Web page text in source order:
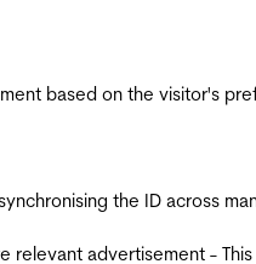
based on the visitor's
the ID across
advertisement -